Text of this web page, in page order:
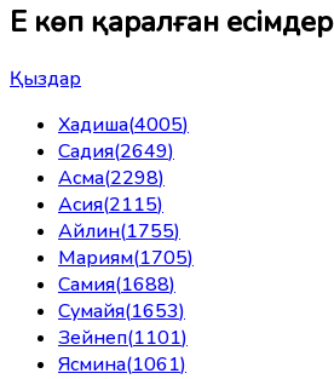
Ең көп қаралған есімдер
Қыздар
Хадиша(4005)
Садия(2649)
Асма(2298)
Асия(2115)
Айлин(1755)
Мариям(1705)
Самия(1688)
Сумайя(1653)
Зейнеп(1101)
Ясмина(1061)